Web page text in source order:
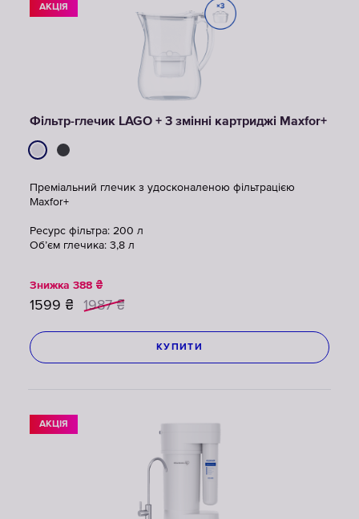
АКЦІЯ
Фільтр-глечик LAGO + 3 змінні картриджі Maxfor+
Преміальний глечик з удосконаленою фільтрацією
Maxfor+
Ресурс фільтра: 200 л
Обʼєм глечика: 3,8 л
Знижка 388 ₴
1599 ₴ 1987 ₴
КУПИТИ
АКЦІЯ